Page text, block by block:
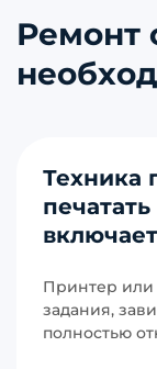
Ремонт
Техника
Принтер
задания,
полностью